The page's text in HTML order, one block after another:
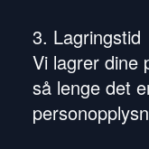
3. Lagringstid
Vi lagrer dine
så lenge det